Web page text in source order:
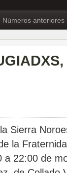
Números anteriores
Sierra
la
22:00 de